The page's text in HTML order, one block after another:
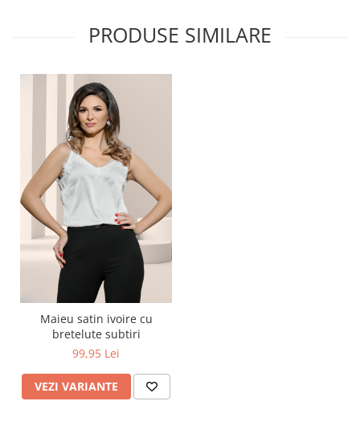
PRODUSE SIMILARE
Maieu satin ivoire cu
bretelute subtiri
99,95 Lei
VEZI VARIANTE